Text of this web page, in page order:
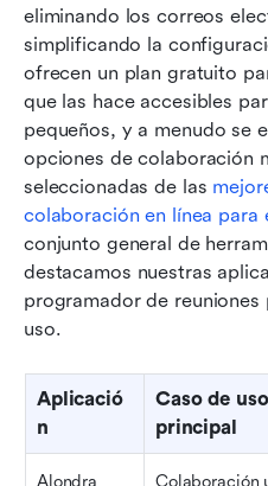
eliminando los correos
simplificando la
ofrecen un plan gratuito
que las hace accesibles
pequeños, y a menudo se
opciones de colaboración
seleccionadas de las
colaboración en línea para
conjunto general de
destacamos nuestras
programador de
uso.
Aplicació
n
Caso de uso
principal
Alondra
Colaboración